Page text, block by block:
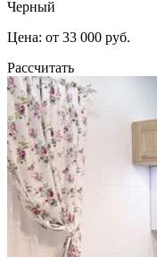
Черный
Цена: от 33 000 руб.
Рассчитать